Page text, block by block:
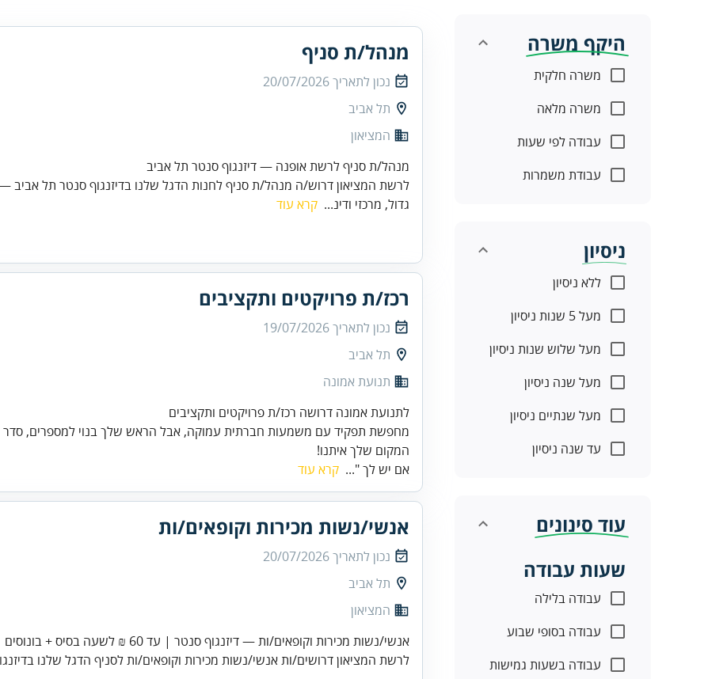
היקף משרה
משרה חלקית
משרה מלאה
עבודה לפי שעות
עבודת משמרות
ניסיון
ללא ניסיון
מעל 5 שנות ניסיון
מעל שלוש שנות ניסיון
מעל שנה ניסיון
מעל שנתיים ניסיון
עד שנה ניסיון
עוד סינונים
שעות עבודה
עבודה בלילה
עבודה בסופי שבוע
עבודה בשעות גמישות
מנהל/ת סניף
נכון לתאריך20/07/2026
תל אביב
המציאון
מנהל/ת סניף לרשת אופנה — דיזנגוף סנטר תל אביב
לרשת המציאון דרוש/ה מנהל/ת סניף לחנות הדגל שלנו בדיזנגוף סנטר תל אביב —
גדול, מרכזי ודינ... קרא עוד
רכז/ת פרויקטים ותקציבים
נכון לתאריך19/07/2026
תל אביב
תנועת אמונה
לתנועת אמונה דרושה רכז/ת פרויקטים ותקציבים
מחפשת תפקיד עם משמעות חברתית עמוקה, אבל הראש שלך בנוי למספרים, סדר
המקום שלך איתנו!
אם יש לך "... קרא עוד
אנשי/נשות מכירות וקופאים/ות
נכון לתאריך20/07/2026
תל אביב
המציאון
אנשי/נשות מכירות וקופאים/ות — דיזנגוף סנטר | עד 60 ₪ לשעה בסיס + בונוסים
לרשת המציאון דרושים/ות אנשי/נשות מכירות וקופאים/ות לסניף הדגל שלנו